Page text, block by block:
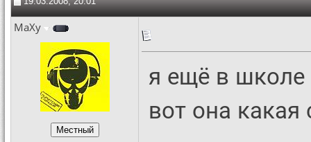
MaXy
я ещё в школе
вот она какая